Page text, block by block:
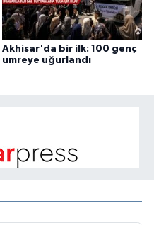
Akhisar'da bir ilk: 100 genç
umreye uğurlandı